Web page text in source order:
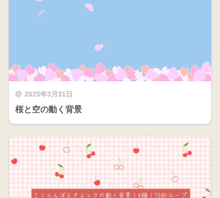
2025年3月31日
桜と空の動く背景